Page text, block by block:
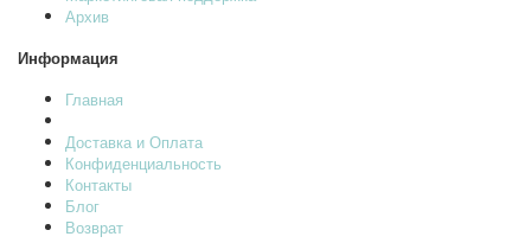
Архив
Информация
Главная
Доставка и Оплата
Конфиденциальность
Контакты
Блог
Возврат